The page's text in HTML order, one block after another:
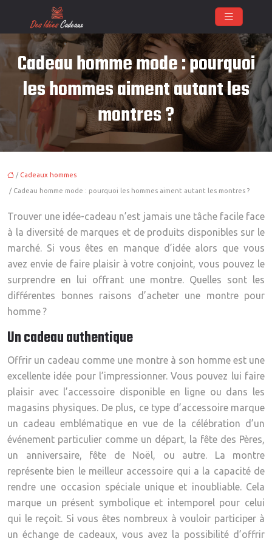
Cadeau homme mode : pourquoi
les hommes aiment autant les
montres ?
/ Cadeaux hommes
/ Cadeau homme mode : pourquoi les hommes aiment autant les montres ?
Trouver une idée-cadeau n’est jamais une tâche facile face
à la diversité de marques et de produits disponibles sur le
marché. Si vous êtes en manque d’idée alors que vous
avez envie de faire plaisir à votre conjoint, vous pouvez le
surprendre en lui offrant une montre. Quelles sont les
différentes bonnes raisons d’acheter une montre pour
homme ?
Un cadeau authentique
Offrir un cadeau comme une montre à son homme est une
excellente idée pour l’impressionner. Vous pouvez lui faire
plaisir avec l’accessoire disponible en ligne ou dans les
magasins physiques. De plus, ce type d’accessoire marque
un cadeau emblématique en vue de la célébration d’un
événement particulier comme un départ, la fête des Pères,
un anniversaire, fête de Noël, ou autre. La montre
représente bien le meilleur accessoire qui a la capacité de
rendre une occasion spéciale unique et inoubliable. Cela
marque un présent symbolique et intemporel pour celui
qui le reçoit. Si vous êtes nombreux à vouloir participer à
un échange de cadeaux, vous avez la possibilité d’offrir